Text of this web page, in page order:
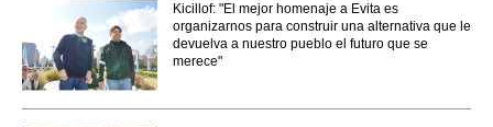
Kicillof: "El mejor homenaje a Evita es
organizarnos para construir una alternativa que le
devuelva a nuestro pueblo el futuro que se
merece"